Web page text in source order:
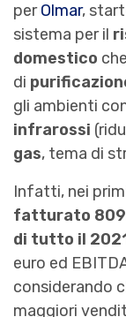
perOlmar,
sistema per il
domestico
di
gli ambienti
infrarossi
gas, tema di
Infatti, nei
fatturato
di tutto il
euro ed
considerando
maggiori